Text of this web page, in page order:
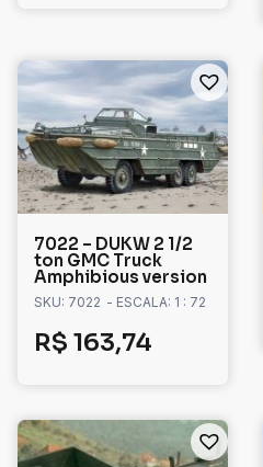
7022 – DUKW 2 1/2
ton GMC Truck
Amphibious version
SKU: 7022 - ESCALA: 1 : 72
R$ 163,74